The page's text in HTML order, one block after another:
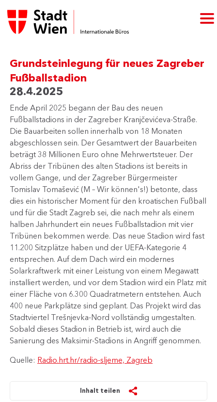
Grundsteinlegung für neues Zagreber
Fußballstadion
28.4.2025
Ende April 2025 begann der Bau des neuen
Fußballstadions in der Zagreber Kranjčevićeva-Straße.
Die Bauarbeiten sollen innerhalb von 18 Monaten
abgeschlossen sein. Der Gesamtwert der Bauarbeiten
beträgt 38 Millionen Euro ohne Mehrwertsteuer. Der
Abriss der Tribünen des alten Stadions ist bereits in
vollem Gange, und der Zagreber Bürgermeister
Tomislav Tomašević (M – Wir können's!) betonte, dass
dies ein historischer Moment für den kroatischen Fußball
und für die Stadt Zagreb sei, die nach mehr als einem
halben Jahrhundert ein neues Fußballstadion mit vier
Tribünen bekommen werde. Das neue Stadion wird fast
11.200 Sitzplätze haben und der UEFA-Kategorie 4
entsprechen. Auf dem Dach wird ein modernes
Solarkraftwerk mit einer Leistung von einem Megawatt
installiert werden, und vor dem Stadion wird ein Platz mit
einer Fläche von 6.300 Quadratmetern entstehen. Auch
400 neue Parkplätze sind geplant. Das Projekt wird das
Stadtviertel Trešnjevka-Nord vollständig umgestalten.
Sobald dieses Stadion in Betrieb ist, wird auch die
Sanierung des Maksimir-Stadions in Angriff genommen.
Quelle: Radio.hrt.hr/radio-sljeme, Zagreb
Inhalt teilen